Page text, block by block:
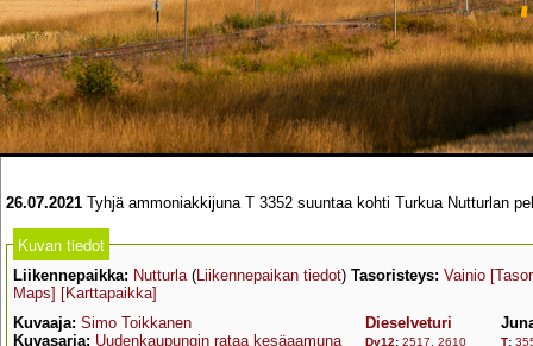
26.07.2021 Tyhjä ammoniakkijuna T 3352 suuntaa kohti Turkua Nutturlan
Kuvan tiedot
Liikennepaikka: Nutturla (Liikennepaikan tiedot) Tasoristeys: Vainio
Maps] [Karttapaikka]
Kuvaaja: Simo Toikkanen
Kuvasarja: Uudenkaupungin rataa kesäaamuna
Dieselveturi
Dv12: 2517 2610 T: